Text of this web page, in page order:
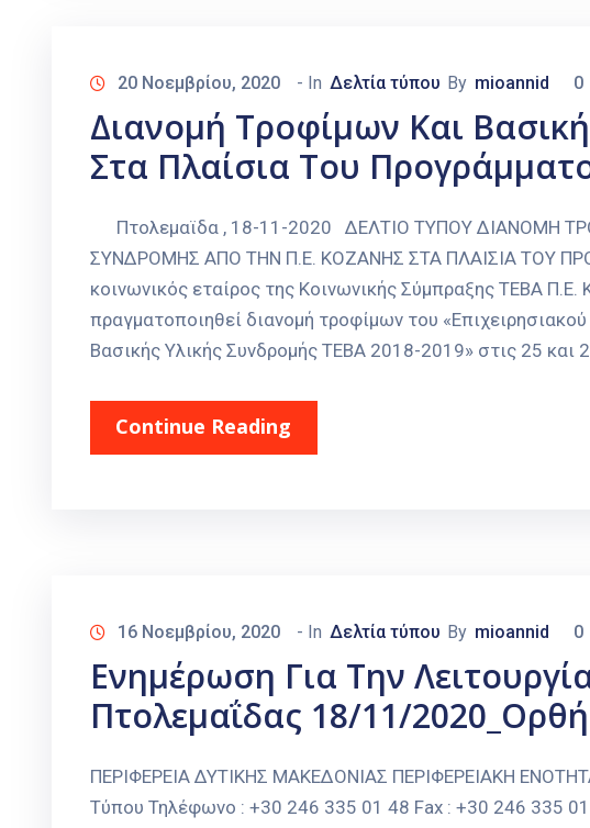
20 Νοεμβρίου, 2020 - In Δελτία τύπου By mioannid 0
Διανομή Τροφίμων Και
Στα Πλαίσια Του
Πτολεμαϊδα , 18-11-2020 ΔΕΛΤΙΟ ΤΥΠΟΥ ΔΙΑΝΟΜΗ
ΣΥΝΔΡΟΜΗΣ ΑΠΟ ΤΗΝ Π.Ε. ΚΟΖΑΝΗΣ ΣΤΑ ΠΛΑΙΣΙΑ ΤΟΥ
κοινωνικός εταίρος της Κοινωνικής Σύμπραξης ΤΕΒΑ Π.Ε.
πραγματοποιηθεί διανομή τροφίμων του
Βασικής Υλικής Συνδρομής ΤΕΒΑ 2018-2019» στις 25 και
Continue Reading
16 Νοεμβρίου, 2020 - In Δελτία τύπου By mioannid 0
Ενημέρωση Για Την
Πτολεμαΐδας 18/11/
ΠΕΡΙΦΕΡΕΙΑ ΔΥΤΙΚΗΣ ΜΑΚΕΔΟΝΙΑΣ ΠΕΡΙΦΕΡΕΙΑΚΗ
Τύπου Τηλέφωνο : +30 246 335 01 48 Fax : +30 246 335